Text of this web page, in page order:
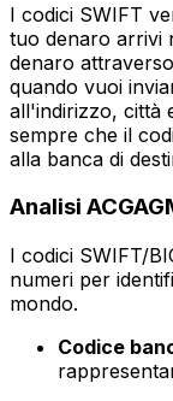
I codici SWIFT
tuo denaro arrivi
denaro
quando vuoi
all'indirizzo, città
sempre che il
alla banca di
Analisi
I codici SWIFT/
numeri per
mondo.
Codice